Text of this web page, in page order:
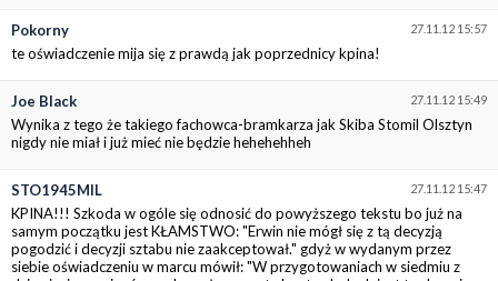
27.11.12 15:57
Pokorny
te oświadczenie mija się z prawdą jak poprzednicy kpina!
27.11.12 15:49
Joe Black
Wynika z tego że takiego fachowca-bramkarza jak Skiba Stomil Olsztyn
nigdy nie miał i już mieć nie będzie hehehehheh
27.11.12 15:47
STO1945MIL
KPINA!!! Szkoda w ogóle się odnosić do powyższego tekstu bo już na
samym początku jest KŁAMSTWO: "Erwin nie mógł się z tą decyzją
pogodzić i decyzji sztabu nie zaakceptował." gdyż w wydanym przez
siebie oświadczeniu w marcu mówił: "W przygotowaniach w siedmiu z